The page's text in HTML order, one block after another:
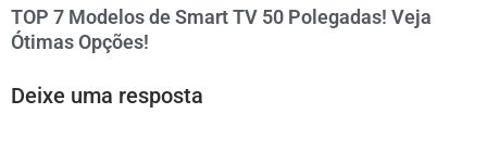
TOP 7 Modelos de Smart TV 50 Polegadas! Veja
Ótimas Opções!
Deixe uma resposta